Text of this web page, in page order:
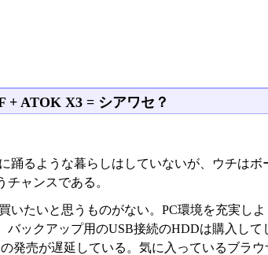
+ ATOK X3 = シアワセ？
踊るような暮らしはしていないが、ウチは
ャンスである。
いたいと思うものがない。PC環境を充実し
バックアップ用のUSB接続のHDDは購入し
発売が遅延している。気に入っているブラ